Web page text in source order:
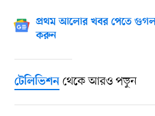
প্রথম আলোর খবর পেতে
করুন
টেলিভিশনথেকে আরও পড়ুন